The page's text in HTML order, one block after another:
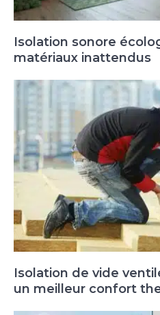
Isolation sonore
matériaux inattendus
Isolation de vide
un meilleur confort